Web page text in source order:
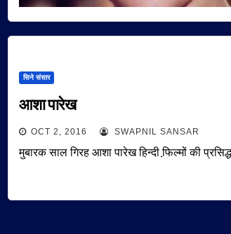
सिने संसार
आशा पारेख
OCT 2, 2016 SWAPNIL SANSAR
मुबारक साल गिरह आशा पारेख हिन्दी फि़ल्मों की